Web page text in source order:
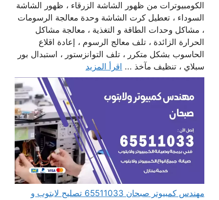
الكومبيوترات من ظهور الشاشة الزرقاء ، ظهور الشاشة
السوداء ، تعطيل كرت الشاشة وحدة معالجة الرسومات
، مشاكل وحدات الطاقة و التغذية ، معالجة مشاكل
الحرارة الزائدة ، تلف معالج الرسوم ، إعادة اقلاع
الحاسوب بشكل متكرر ، تلف التوانزستور ، استبدال بور
سبلاي ، تنظيف مآخذ ... اقرأ المزيد
مهندس كمبيوتر صبحان 65511033 تصليح لابتوب و